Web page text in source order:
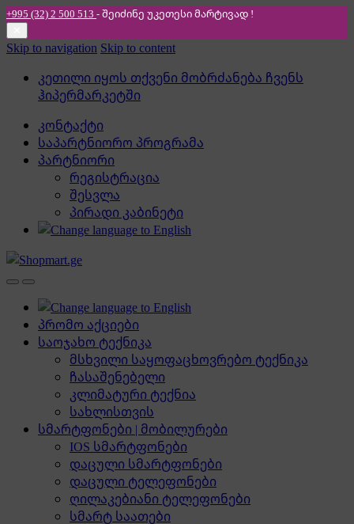
+995 (32) 2 500 513 - შეიძინე უკეთესიმარტივად !
Skip to navigation Skip to content
კეთილი იყოს თქვენი მობრძანება ჩვენს
ჰიპერმარკეტში
კონტაქტი
საპარტნიორო პროგრამა
პარტნიორი
რეგისტრაცია
შესვლა
პირადი კაბინეტი
პრომო აქციები
საოჯახო ტექნიკა
მსხვილი საყოფაცხოვრებო ტექნიკა
ჩასაშენებელი
კლიმატური ტექნია
სახლისთვის
სმარტფონები | მობილურები
IOS სმარტფონები
დაცული სმარტფონები
დაცული ტელეფონები
ღილაკებიანი ტელეფონები
სმარტ საათები